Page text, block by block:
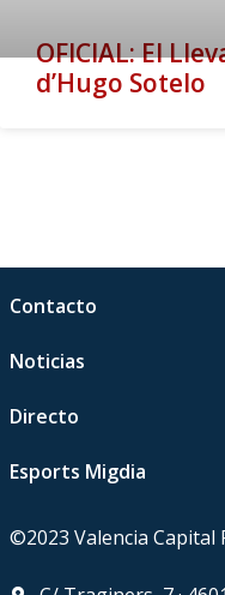
OFICIAL: El
d’Hugo Sotelo
Contacto
Noticias
Directo
Esports Migdia
©2023 Valencia Capital